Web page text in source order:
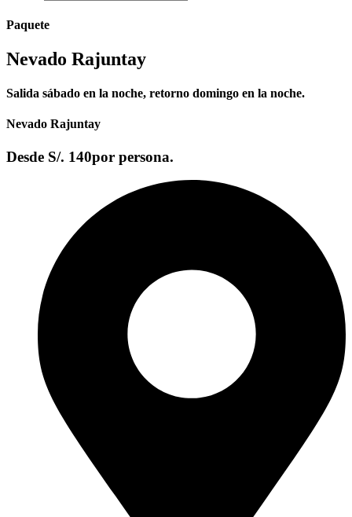
Paquete
Nevado Rajuntay
Salida sábado en la noche, retorno domingo en la noche.
Nevado Rajuntay
Desde S/. 140por persona.